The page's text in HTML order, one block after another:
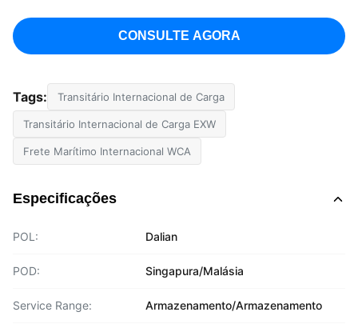
CONSULTE AGORA
Tags: Transitário Internacional de Carga
Transitário Internacional de Carga EXW
Frete Marítimo Internacional WCA
Especificações
POL: Dalian
POD: Singapura/Malásia
Service Range: Armazenamento/Armazenamento